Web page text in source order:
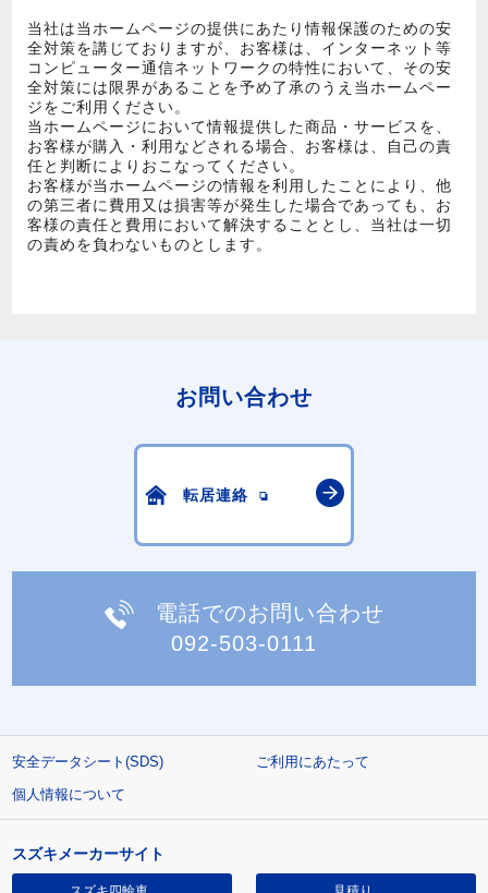
当社は当ホームページの提供にあたり情報保護のための安
全対策を講じておりますが、お客様は、インターネット等
コンピューター通信ネットワークの特性において、その安
全対策には限界があることを予め了承のうえ当ホームペー
ジをご利用ください。
当ホームページにおいて情報提供した商品・サービスを、
お客様が購入・利用などされる場合、お客様は、自己の責
任と判断によりおこなってください。
お客様が当ホームページの情報を利用したことにより、他
の第三者に費用又は損害等が発生した場合であっても、お
客様の責任と費用において解決することとし、当社は一切
の責めを負わないものとします。
お問い合わせ
転居連絡
電話でのお問い合わせ
092-503-0111
安全データシート(SDS)
ご利用にあたって
個人情報について
スズキメーカーサイト